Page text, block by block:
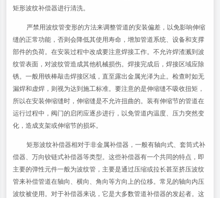
矩形波纹补偿器进行清洗。
严禁用波纹管变形的方法来调整管道的安装偏差，以免影响伸缩
缝的正常功能，否则会降低其使用寿命，增加管道系统、设备和支撑
部件的负荷。在安装过程中改成要注意焊接工作。不允许焊渣溅到波
纹管表面，对波纹管造成其他机械损伤。焊接完成后，焊接区域应除
锈。一般用铁棒敲击焊接区域，直至露出金属光泽为止。检查时如无
漏焊和虚焊，则视为达到施工标准。要注意的是伸缩缝不吸收扭矩，
所以在安装伸缩缝时，伸缩缝是不允许扭曲的。装有伸缩节的管道在
运行过程中，阀门的启闭应逐步进行，以免管道内温度、压力突然变
化，造成支架或伸缩节的损坏。
矩形波纹补偿器相对于非金属补偿器，一般有轴向式、套筒式补
偿器、万向铰链式补偿器等类型。这些补偿器有一个共同的特点，即
主要的弹性元件一般为波纹管，主要是通过压缩或拉长甚至挤压波纹
管来补偿管道在轴向、横向、角向等方向上的位移。常见的轴向内压
波纹被使用。对于补偿器来说，它是大多数管道补偿器的发起者。这